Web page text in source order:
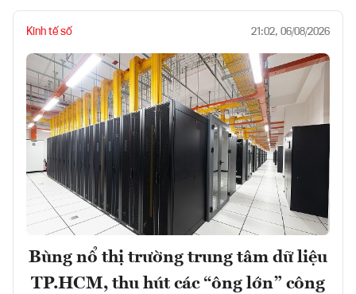
Kinh tế số 21:02, 06/08/2026
Bùng nổ thị trường trung tâm dữ liệu
TP.HCM, thu hút các “ông lớn” công